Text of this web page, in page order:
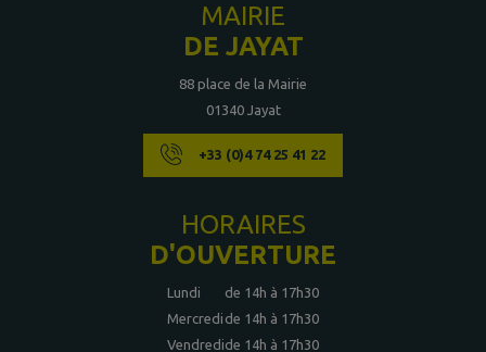
MAIRIE
DE JAYAT
88 place de la Mairie
01340 Jayat
+33 (0)4 74 25 41 22
HORAIRES
D'OUVERTURE
Lundi
de 14h à 17h30
Mercredi de 14h à 17h30
Vendredide 14h à 17h30